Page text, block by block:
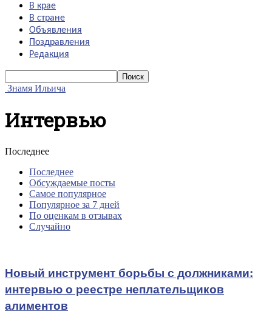
В крае
В стране
Объявления
Поздравления
Редакция
Знамя Ильича
Интервью
Последнее
Последнее
Обсуждаемые посты
Самое популярное
Популярное за 7 дней
По оценкам в отзывах
Случайно
Новый инструмент борьбы с должниками:
интервью о реестре неплательщиков
алиментов